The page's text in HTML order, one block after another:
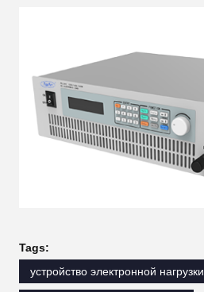
Tags:
устройство электронной нагрузки